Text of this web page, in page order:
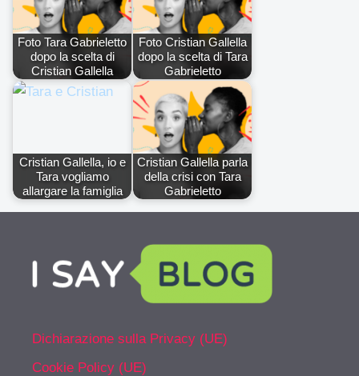
Foto Tara Gabrieletto
dopo la scelta di
Cristian Gallella
Foto Cristian Gallella
dopo la scelta di Tara
Gabrieletto
Cristian Gallella, io e
Tara vogliamo
allargare la famiglia
Cristian Gallella parla
della crisi con Tara
Gabrieletto
Dichiarazione sulla Privacy (UE)
Cookie Policy (UE)